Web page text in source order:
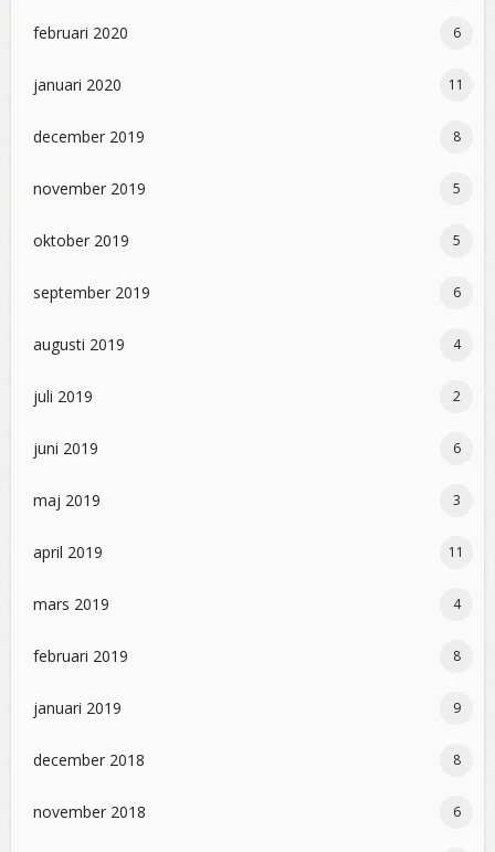
februari 2020 6
januari 2020 11
december 2019 8
november 2019 5
oktober 2019 5
september 2019 6
augusti 2019 4
juli 2019 2
juni 2019 6
maj 2019 3
april 2019 11
mars 2019 4
februari 2019 8
januari 2019 9
december 2018 8
november 2018 6